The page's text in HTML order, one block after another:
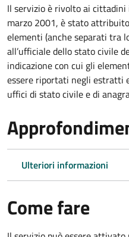
Il servizio è rivolto ai
marzo 2001, è stato
elementi (anche separati tra
all’ufficiale dello stato civile
indicazione con cui gli
essere riportati negli estratti
uffici di stato civile e di
Ulteriori informazioni
Come fare